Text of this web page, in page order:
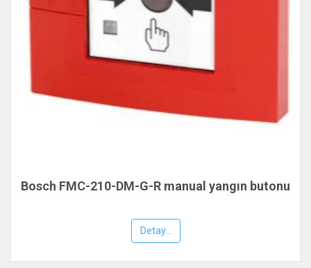
Bosch FMC-210-DM-G-R manual yangın butonu
Detay...